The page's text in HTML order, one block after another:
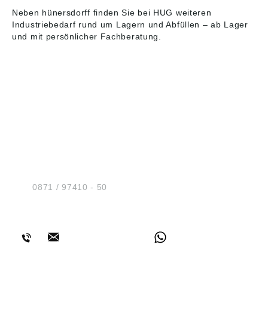
Neben hünersdorff finden Sie bei HUG weiteren
Industriebedarf rund um Lagern und Abfüllen – ab Lager
und mit persönlicher Fachberatung.
Tel.:0871 / 97410 - 50